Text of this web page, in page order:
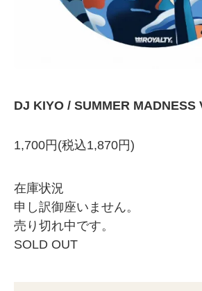
DJ KIYO / SUMMER MADNESS
1,700円(税込1,870円)
在庫状況
申し訳御座いません。
売り切れ中です。
SOLD OUT